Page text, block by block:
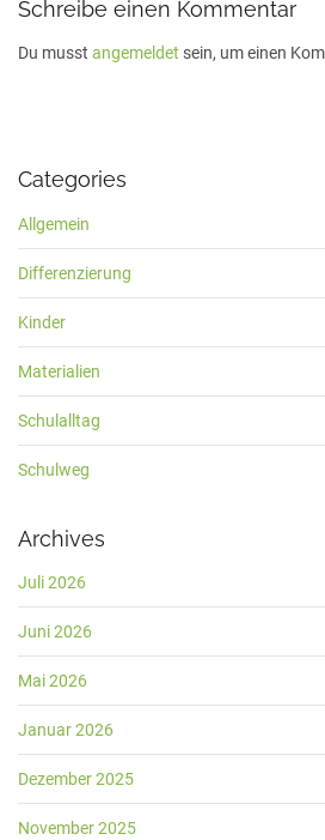
Schreibe einen Kommentar
Du musst angemeldet sein, um einen
Categories
Allgemein
Differenzierung
Kinder
Materialien
Schulalltag
Schulweg
Archives
Juli 2026
Juni 2026
Mai 2026
Januar 2026
Dezember 2025
November 2025